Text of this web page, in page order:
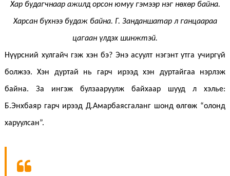
Хар будагчнаар ажилд орсон юмуу гэмээр нэг нөхөр байна.
Харсан бүхнээ будаж байна. Г. Занданшатар л ганцаараа
цагаан үлдэх шинжтэй.
Нүүрсний хулгайч гэж хэн бэ? Энэ асуулт нэгэнт утга учиргүй
болжээ. Хэн дуртай нь гарч ирээд хэн дуртайгаа нэрлэж
байна. За ингэж булзааруулж байхаар шууд л хэлье:
Б.Энхбаяр гарч ирээд Д.Амарбаясгаланг шонд өлгөж “олонд
харуулсан”.